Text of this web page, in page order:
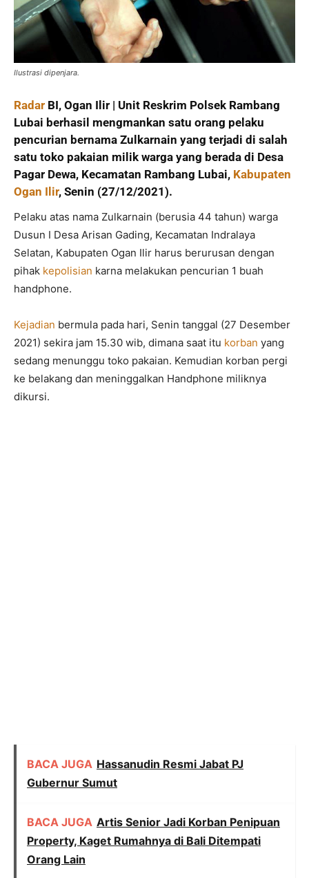
Ilustrasi dipenjara.
Radar BI, Ogan Ilir | Unit Reskrim Polsek Rambang
Lubai berhasil mengmankan satu orang pelaku
pencurian bernama Zulkarnain yang terjadi di salah
satu toko pakaian milik warga yang berada di Desa
Pagar Dewa, Kecamatan Rambang Lubai, Kabupaten
Ogan Ilir, Senin (27/12/2021).
Pelaku atas nama Zulkarnain (berusia 44 tahun) warga
Dusun I Desa Arisan Gading, Kecamatan Indralaya
Selatan, Kabupaten Ogan Ilir harus berurusan dengan
pihak kepolisian karna melakukan pencurian 1 buah
handphone.
Kejadian bermula pada hari, Senin tanggal (27 Desember
2021) sekira jam 15.30 wib, dimana saat itu korban yang
sedang menunggu toko pakaian. Kemudian korban pergi
ke belakang dan meninggalkan Handphone miliknya
dikursi.
BACA JUGA Hassanudin Resmi Jabat PJ
Gubernur Sumut
BACA JUGA Artis Senior Jadi Korban Penipuan
Property, Kaget Rumahnya di Bali Ditempati
Orang Lain